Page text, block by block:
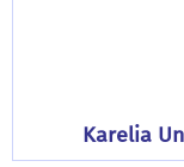
Karelia